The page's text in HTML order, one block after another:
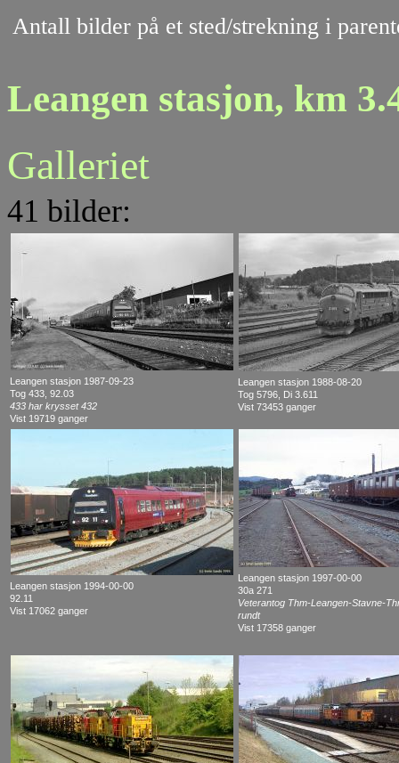
Antall bilder på et sted/strekning i
Leangen stasjon, km
Galleriet
41 bilder:
Leangen stasjon 1987-09-23
Tog 433, 92.03
433 har krysset 432
Vist 19719 ganger
Leangen stasjon 1988-08-20
Tog 5796, Di 3.611
Vist 73453 ganger
Leangen stasjon 1994-00-00
92.11
Vist 17062 ganger
Leangen stasjon 1997-00-00
30a 271
Veterantog Thm-Leangen-Stavne-
rundt
Vist 17358 ganger